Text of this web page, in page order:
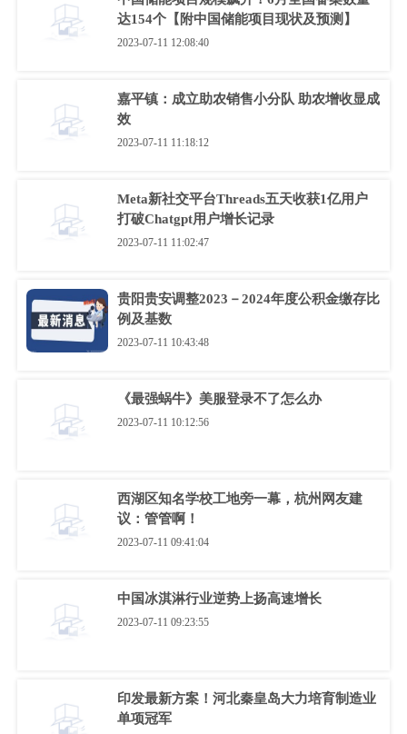
达154个【附中国储能项目现状及预测】
2023-07-11 12:08:40
嘉平镇：成立助农销售小分队 助农增收显成
效
2023-07-11 11:18:12
Meta新社交平台Threads五天收获1亿用户
打破Chatgpt用户增长记录
2023-07-11 11:02:47
贵阳贵安调整2023－2024年度公积金缴存比
例及基数
2023-07-11 10:43:48
《最强蜗牛》美服登录不了怎么办
2023-07-11 10:12:56
西湖区知名学校工地旁一幕，杭州网友建
议：管管啊！
2023-07-11 09:41:04
中国冰淇淋行业逆势上扬高速增长
2023-07-11 09:23:55
印发最新方案！河北秦皇岛大力培育制造业
单项冠军